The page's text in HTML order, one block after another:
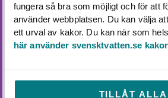
fungera så bra som möjligt och för att
använder webbplatsen. Du kan välja
ett urval av kakor. Du kan när som
här använder svensktvatten.se kakor
TILLÅT ALLA
Rörinspektion för beställare
17 nov–18 nov 2 halvdagar Online
BOKA NU